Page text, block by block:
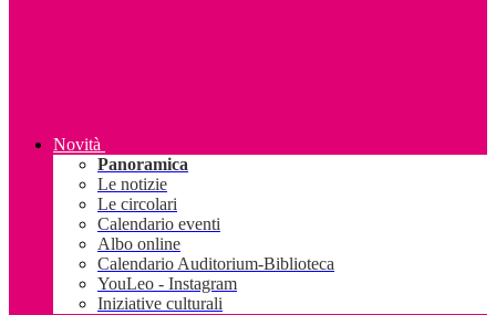
Novità
Panoramica
Le notizie
Le circolari
Calendario eventi
Albo online
Calendario Auditorium-Biblioteca
YouLeo - Instagram
Iniziative culturali